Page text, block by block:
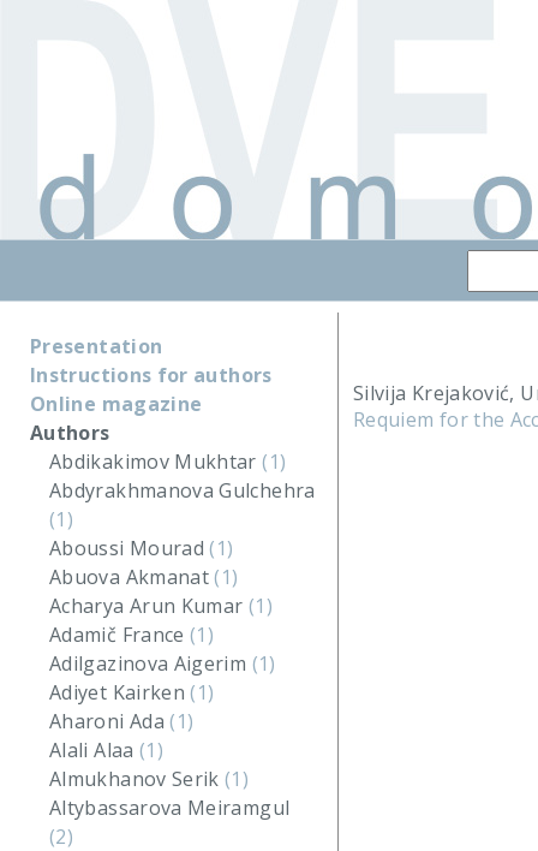
Presentation
Instructions for authors
Online magazine
Authors
Abdikakimov Mukhtar(1)
Abdyrakhmanova Gulchehra
(1)
Aboussi Mourad(1)
Abuova Akmanat(1)
Acharya Arun Kumar (1)
Adamič France(1)
Adilgazinova Aigerim (1)
Adiyet Kairken(1)
Aharoni Ada(1)
Alali Alaa (1)
Almukhanov Serik(1)
Altybassarova Meiramgul
(2)
Silvija Krejaković,
Requiem for the